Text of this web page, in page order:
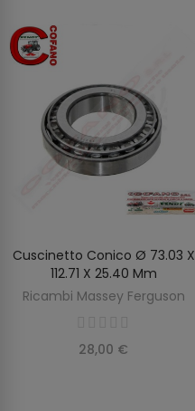
AGGIUNGI AL CARRELLO
Cuscinetto Conico Ø 73.03 X
112.71 X 25.40 Mm
Ricambi Massey Ferguson
28,00 €